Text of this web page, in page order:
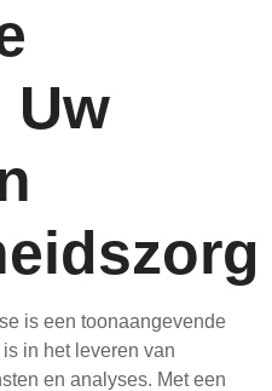
Uw
is een toonaangevende
in het leveren van
en analyses. Met een